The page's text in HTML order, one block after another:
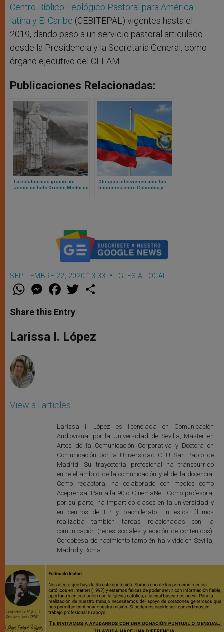
Centro Bíblico Teológico Pastoral para América
latina y El Caribe (CEBITEPAL) vigentes hasta el
2019, dando paso a un servicio pastoral articulado
desde la Presidencia y la Secretaría General, como
órgano ejecutivo del CELAM.
Publicaciones Relacionadas:
La estatua más grande de
Jesús en todo Oriente Medio es
Obispos intervienen ante las
tensiones entre Colombia y
SEPTIEMBRE 22, 2020 13:33 IGLESIA LOCAL
W
t
s
p
p
M
e
s
e
g
e
F
a
e
b
o
k
w
r
Share this Entry
Larissa I. López
View all articles
Larissa I. López es licenciada en Comunicación
Audiovisual por la Universidad de Sevilla, Máster en
Artes de la Comunicación Corporativa y Doctora en
Comunicación por la Universidad CEU San Pablo de
Madrid. Su trayectoria profesional ha transcurrido
entre el ámbito de la comunicación y el de la docencia.
Como redactora, ha colaborado con medios como
Aceprensa, Pantalla 90 o CinemaNet. Como profesora,
por su parte, ha impartido clases en la universidad y
en centros de FP y bachillerato. En estos últimos
realizaba también tareas relacionadas con la
comunicación (redes sociales y edición de contenidos).
Cordobesa de nacimiento también ha vivido en Sevilla,
Madrid y Roma.